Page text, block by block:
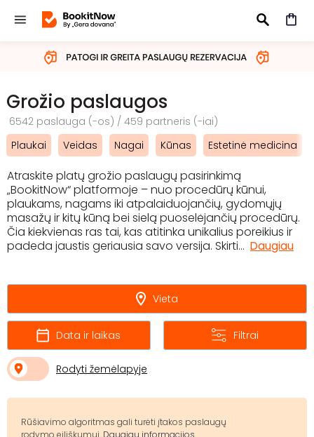
IEŠKOTI
Grožio paslaugos
6542 paslauga (-os) / 459 partneris (-iai)
Plaukai
Veidas Nagai Kūnas Estetinė medicina
Atraskite platų grožio paslaugų pasirinkimą
„BookitNow“ platformoje – nuo procedūrų kūnui,
plaukams, nagams iki atpalaiduojančių, gydomųjų
masažų ir kitų kūną bei sielą puoselėjančių procedūrų.
Čia kiekvienas ras tai, kas atitinka unikalius poreikius ir
padeda jaustis geriausia savo versija. Skirti... Daugiau
Vieta
Data ir laikas Filtrai
Rodyti žemėlapyje
Rūšiavimo algoritmas gali turėti įtakos paslaugų
rodymo eiliškumui. Daugiau informacijos